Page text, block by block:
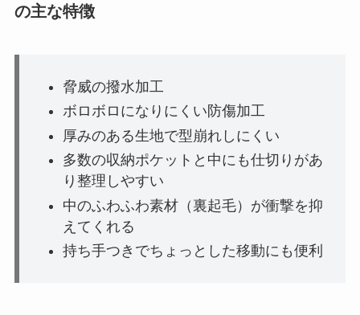
の主な特徴
脅威の撥水加工
ボロボロになりにくい防傷加工
厚みのある生地で型崩れしにくい
多数の収納ポケットと中にも仕切りがあ
り整理しやすい
中のふわふわ素材（裏起毛）が衝撃を抑
えてくれる
持ち手つきでちょっとした移動にも便利